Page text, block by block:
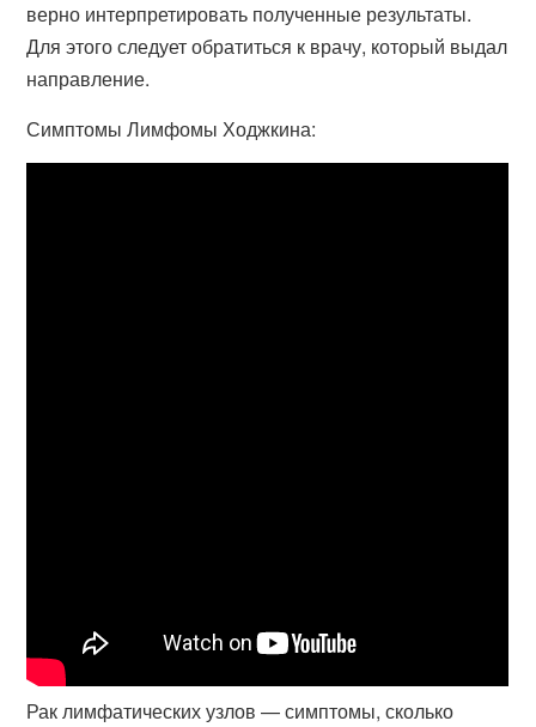
верно интерпретировать полученные результаты.
Для этого следует обратиться к врачу, который выдал
направление.
Симптомы Лимфомы Ходжкина:
Рак лимфатических узлов — симптомы, сколько